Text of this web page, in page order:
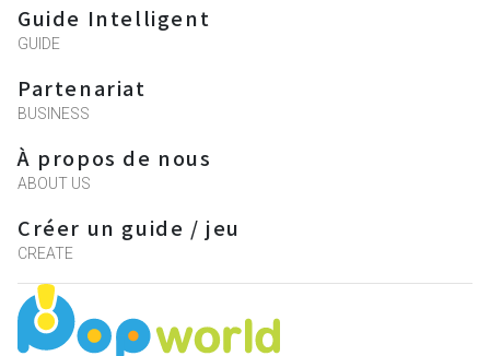
Guide Intelligent
GUIDE
Partenariat
BUSINESS
À propos de nous
ABOUT US
Créer un guide / jeu
CREATE